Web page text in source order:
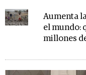
Aumenta
el mundo:
millones